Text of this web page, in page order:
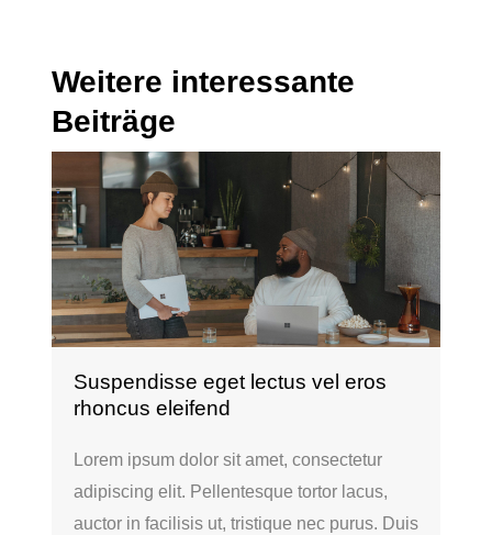
Weitere interessante
Beiträge
Suspendisse eget lectus vel eros
rhoncus eleifend
Lorem ipsum dolor sit amet, consectetur
adipiscing elit. Pellentesque tortor lacus,
auctor in facilisis ut, tristique nec purus. Duis